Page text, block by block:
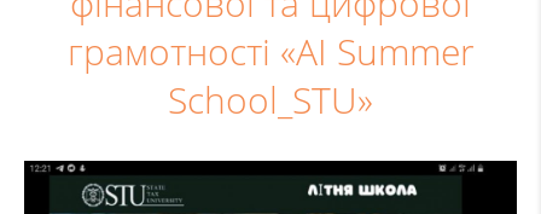
грамотності «AI Summer
School_STU»